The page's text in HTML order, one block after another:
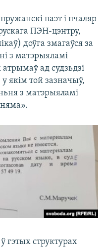
паэт і пчаляр
ПЭН-цэнтру,
доўга змагаўся за
з матэрыяламі
ад судзьдзі
якім той зазначыў,
з матэрыяламі
гэтых структурах